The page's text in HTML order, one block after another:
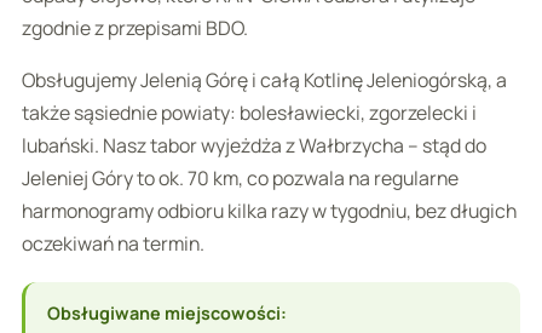
zgodnie z przepisami BDO.
Obsługujemy Jelenią Górę i całą Kotlinę Jeleniogórską, a
także sąsiednie powiaty: bolesławiecki, zgorzelecki i
lubański. Nasz tabor wyjeżdża z Wałbrzycha – stąd do
Jeleniej Góry to ok. 70 km, co pozwala na regularne
harmonogramy odbioru kilka razy w tygodniu, bez długich
oczekiwań na termin.
Obsługiwane miejscowości: